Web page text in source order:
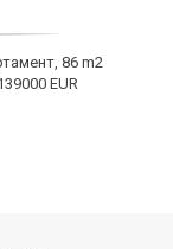
86 m2
EUR